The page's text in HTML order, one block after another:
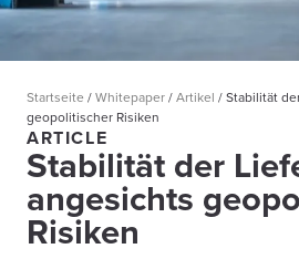
Startseite /Whitepaper/Artikel /Stabilität
geopolitischer Risiken
ARTICLE
Stabilität der
angesichts
Risiken